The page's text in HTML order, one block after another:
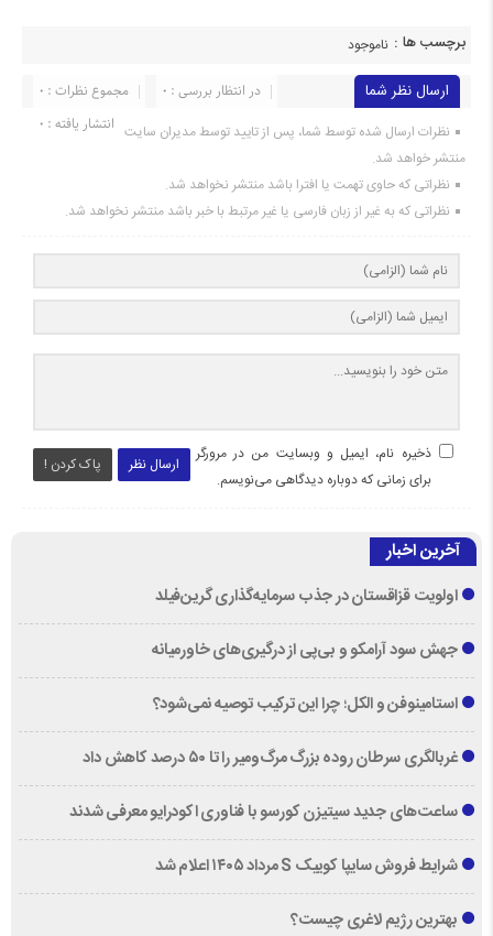
برچسب ها : ناموجود
ارسال نظر شما مجموع نظرات : 0
در انتظار بررسی : 0
انتشار یافته : 0 نظرات ارسال شده توسط شما، پس از تایید توسط مدیران سایت
منتشر خواهد شد.
نظراتی که حاوی تهمت یا افترا باشد منتشر نخواهد شد.
نظراتی که به غیر از زبان فارسی یا غیر مرتبط با خبر باشد منتشر نخواهد شد.
ارسال نظر پاک کردن !
ذخیره نام، ایمیل و وبسایت من در مرورگر
برای زمانی که دوباره دیدگاهی می‌نویسم.
آخرین اخبار
اولویت قزاقستان در جذب سرمایه‌گذاری گرین‌فیلد
جهش سود آرامکو و بی‌پی از درگیری‌های خاورمیانه
استامینوفن و الکل؛ چرا این ترکیب توصیه نمی‌شود؟
غربالگری سرطان روده بزرگ مرگ‌ومیر را تا ۵۰ درصد کاهش داد
ساعت‌های جدید سیتیزن کورسو با فناوری اکودرایو معرفی شدند
شرایط فروش سایپا کوییک S مرداد ۱۴۰۵ اعلام شد
بهترین رژیم لاغری چیست؟